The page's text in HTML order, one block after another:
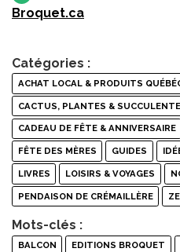
Broquet.ca
Catégories :
ACHAT LOCAL & PRODUITS
CACTUS, PLANTES &
CADEAU DE FÊTE & ANNIVERSAIRE
FÊTE DES MÈRES GUIDES
LIVRES LOISIRS & VOYAGES
PENDAISON DE CRÉMAILLÈRE
Mots-clés :
BALCON EDITIONS BROQUET